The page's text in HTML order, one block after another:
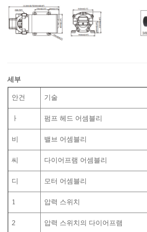
세부
안건 기술
ㅏ 펌프 헤드 어셈블리
비 밸브 어셈블리
씨 다이어프램 어셈블리
디 모터 어셈블리
1 압력 스위치
2 압력 스위치의 다이어프램